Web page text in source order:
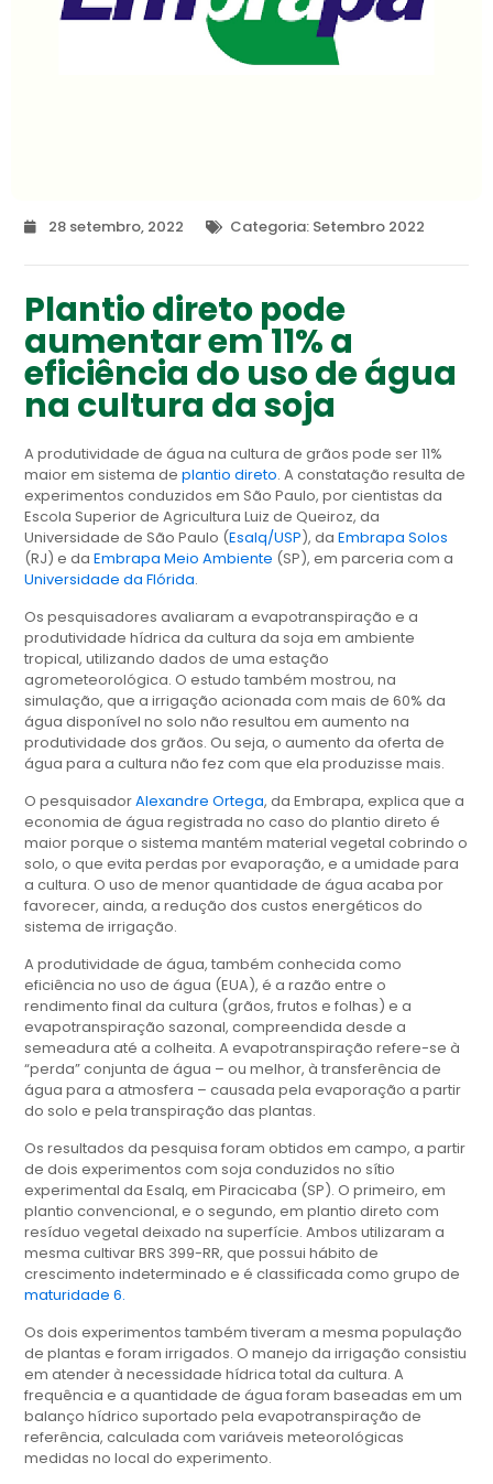
28 setembro, 2022 Categoria: Setembro 2022
Plantio direto pode
aumentar em 11% a
eficiência do uso de água
na cultura da soja
A produtividade de água na cultura de grãos pode ser 11%
maior em sistema deplantio direto. A constatação resulta de
experimentos conduzidos em São Paulo, por cientistas da
Escola Superior de Agricultura Luiz de Queiroz, da
Universidade de São Paulo (Esalq/USP), daEmbrapa Solos
(RJ) e daEmbrapa Meio Ambiente (SP), em parceria com a
Universidade da Flórida.
Os pesquisadores avaliaram a evapotranspiração e a
produtividade hídrica da cultura da soja em ambiente
tropical, utilizando dados de uma estação
agrometeorológica. O estudo também mostrou, na
simulação, que a irrigação acionada com mais de 60% da
água disponível no solo não resultou em aumento na
produtividade dos grãos. Ou seja, o aumento da oferta de
água para a cultura não fez com que ela produzisse mais.
O pesquisadorAlexandre Ortega, da Embrapa, explica que a
economia de água registrada no caso do plantio direto é
maior porque o sistema mantém material vegetal cobrindo o
solo, o que evita perdas por evaporação, e a umidade para
a cultura. O uso de menor quantidade de água acaba por
favorecer, ainda, a redução dos custos energéticos do
sistema de irrigação.
A produtividade de água, também conhecida como
eficiência no uso de água (EUA), é a razão entre o
rendimento final da cultura (grãos, frutos e folhas) e a
evapotranspiração sazonal, compreendida desde a
semeadura até a colheita. A evapotranspiração refere-se à
“perda” conjunta de água – ou melhor, à transferência de
água para a atmosfera – causada pela evaporação a partir
do solo e pela transpiração das plantas.
Os resultados da pesquisa foram obtidos em campo, a partir
de dois experimentos com soja conduzidos no sítio
experimental da Esalq, em Piracicaba (SP). O primeiro, em
plantio convencional, e o segundo, em plantio direto com
resíduo vegetal deixado na superfície. Ambos utilizaram a
mesma cultivar BRS 399-RR, que possui hábito de
crescimento indeterminado e é classificada como grupo de
maturidade 6.
Os dois experimentos também tiveram a mesma população
de plantas e foram irrigados. O manejo da irrigação consistiu
em atender à necessidade hídrica total da cultura. A
frequência e a quantidade de água foram baseadas em um
balanço hídrico suportado pela evapotranspiração de
referência, calculada com variáveis meteorológicas
medidas no local do experimento.